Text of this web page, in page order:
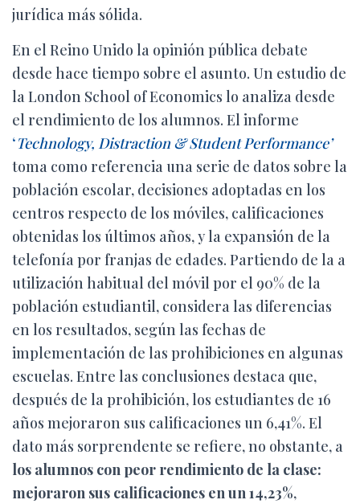
jurídica más sólida.
En el Reino Unido la opinión pública debate
desde hace tiempo sobre el asunto. Un estudio de
la London School of Economics lo analiza desde
el rendimiento de los alumnos. El informe
‘Technology, Distraction & Student Performance’
toma como referencia una serie de datos sobre la
población escolar, decisiones adoptadas en los
centros respecto de los móviles, calificaciones
obtenidas los últimos años, y la expansión de la
telefonía por franjas de edades. Partiendo de la a
utilización habitual del móvil por el 90% de la
población estudiantil, considera las diferencias
en los resultados, según las fechas de
implementación de las prohibiciones en algunas
escuelas. Entre las conclusiones destaca que,
después de la prohibición, los estudiantes de 16
años mejoraron sus calificaciones un 6,41%. El
dato más sorprendente se refiere, no obstante, a
los alumnos con peor rendimiento de la clase:
mejoraron sus calificaciones en un 14,23%,